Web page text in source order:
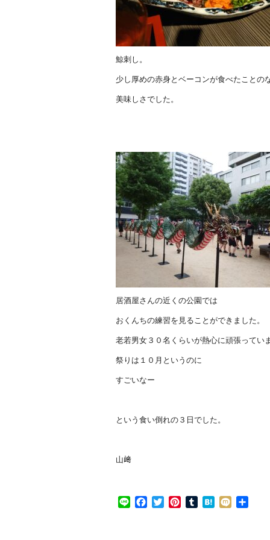
鯨刺し。
少し厚めの赤身とベーコンが食べたことの
美味しさでした。
居酒屋さんの近くの公園では
おくんちの練習を見ることができました。
老若男女３０名くらいが熱心に頑張ってい
祭りは１０月というのに
すごいなー
という食い倒れの３日でした。
山﨑
Line Facebook
TwitterPinterestTumblrHatena
Mixi